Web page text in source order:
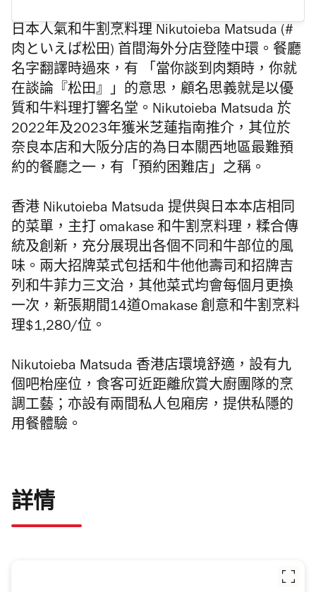
日本人氣和牛割烹料理 Nikutoieba Matsuda (#
肉といえば松田) 首間海外分店登陸中環。 餐廳
名字翻譯時過來，有 「當你談到肉類時，你就
在談論『松田』」的意思，顧名思義就是以優
質和牛料理打響名堂。 Nikutoieba Matsuda 於
2022年及2023年獲米芝蓮指南推介，其位於
奈良本店和大阪分店的為 日本關西地區最難預
約的餐廳之一，有「預約困難店」之稱。
香港 Nikutoieba Matsuda 提供與日本本店相同
的菜單，主打 omakase 和牛割烹料理， 糅合傳
統及創新， 充分展現出各個不同和牛部位的風
味。 兩大招牌菜式包括和牛他他壽司和招牌吉
列和牛菲力三文治，其他菜式均會每個月更換
一次，新張期間14道Omakase 創意和牛割烹料
理$1,280/位。
Nikutoieba Matsuda 香港店環境舒適，設有九
個吧枱座位，食客可近距離欣賞大廚團隊的烹
調工藝；亦設有兩間私人包廂房，提供私隱的
用餐體驗。
詳情